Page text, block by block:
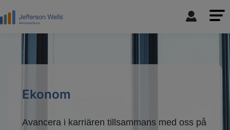
Ekonom
Avancera i karriären tillsammans med oss på